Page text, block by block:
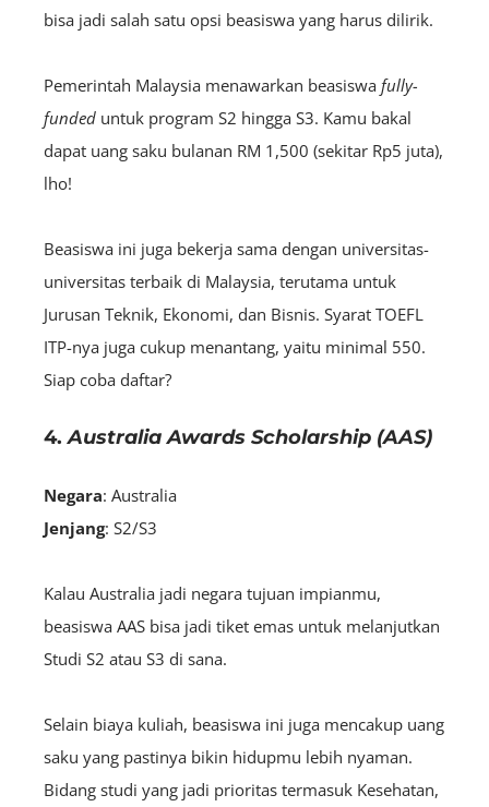
bisa jadi salah satu opsi beasiswa yang harus dilirik.
Pemerintah Malaysia menawarkan beasiswa fully-
funded untuk program S2 hingga S3. Kamu bakal
dapat uang saku bulanan RM 1,500 (sekitar Rp5 juta),
lho!
Beasiswa ini juga bekerja sama dengan universitas-
universitas terbaik di Malaysia, terutama untuk
Jurusan Teknik, Ekonomi, dan Bisnis. Syarat TOEFL
ITP-nya juga cukup menantang, yaitu minimal 550.
Siap coba daftar?
4.Australia Awards Scholarship (AAS)
Negara: Australia
Jenjang: S2/S3
Kalau Australia jadi negara tujuan impianmu,
beasiswa AAS bisa jadi tiket emas untuk melanjutkan
Studi S2 atau S3 di sana.
Selain biaya kuliah, beasiswa ini juga mencakup uang
saku yang pastinya bikin hidupmu lebih nyaman.
Bidang studi yang jadi prioritas termasuk Kesehatan,